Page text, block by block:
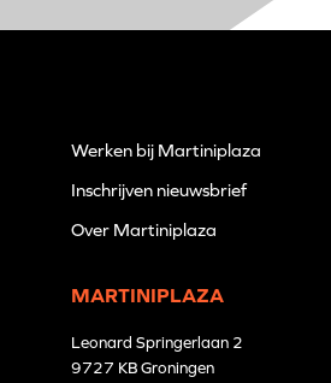
Werken bij Martiniplaza
Inschrijven nieuwsbrief
Over Martiniplaza
MARTINIPLAZA
Leonard Springerlaan 2
9727 KB Groningen